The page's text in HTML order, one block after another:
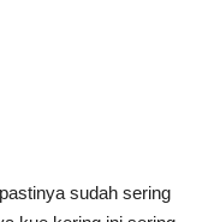
sudah sering